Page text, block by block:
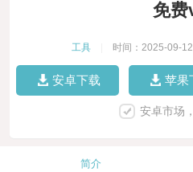
免费
工具 时间：2025-09-12
安卓下载 苹果
安卓市场
简介